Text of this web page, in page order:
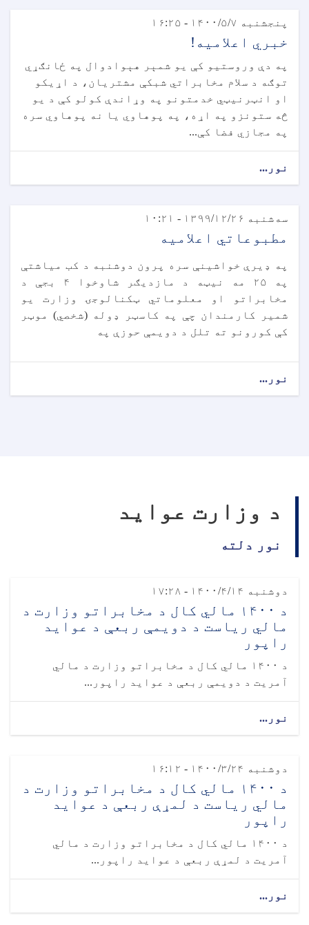
پنجشنبه ۱۴۰۰/۵/۷ - ۱۶:۲۵
خبري اعلامیه!
په دې وروستیو کې یو شمېر هېوادوال په ځانګړي
توګه د سلام مخابراتي شبکې مشتریان، د اړیکو
او انټرنیټي خدمتونو په وړاندې کولو کې د یو
څه ستونزو په اړه، په پوهاوي یا نه پوهاوي سره
په مجازي فضا کې...
نور...
سه‌شنبه ۱۳۹۹/۱۲/۲۶ - ۱۰:۲۱
مطبوعاتي اعلامیه
په ډیرې خواشینې سره پرون دوشنبه د کب میاشتې
په ۲۵ مه نیټه د مازدیګر شاوخوا ۴ بجې د
مخابراتو او معلوماتي ټکنالوجۍ وزارت یو
شمیر کارمندان چې په کاسټر ډوله (شخصي) موټر
کې کورونو ته تلل د دویمې حوزې په
نور...
د وزارت عواید
نور دلته
دوشنبه ۱۴۰۰/۴/۱۴ - ۱۷:۲۸
د ۱۴۰۰ مالي کال د مخابراتو وزارت د
مالي ریاست د دویمې ربعې د عواید
راپور
د ۱۴۰۰ مالي کال د مخابراتو وزارت د مالي
آمریت د دویمې ربعې د عواید راپور...
نور...
دوشنبه ۱۴۰۰/۳/۲۴ - ۱۶:۱۲
د ۱۴۰۰ مالي کال د مخابراتو وزارت د
مالي ریاست د لمړې ربعې د عواید
راپور
د ۱۴۰۰ مالي کال د مخابراتو وزارت د مالي
آمریت د لمړې ربعې د عواید راپور...
نور...